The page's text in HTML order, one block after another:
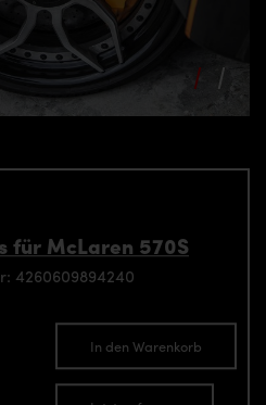
für McLaren 570S
4260609894240
In den Warenkorb